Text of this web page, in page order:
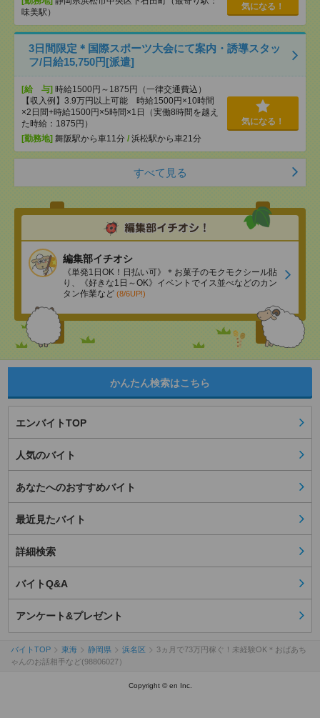
味美駅）
気になる！
3日間限定＊国際スポーツ大会にて案内・誘導スタッ
フ/日給15,750円[派遣]
[給 与] 時給1500円～1875円（一律交通費込）
【収入例】3.9万円以上可能 時給1500円×10時間
×2日間+時給1500円×5時間×1日（実働8時間を越え
た時給：1875円）
[勤務地] 舞阪駅から車11分 / 浜松駅から車21分
気になる！
すべて見る
編集部イチオシ
《単発1日OK！日払い可》＊お菓子のモクモクシール貼
り、《好きな1日～OK》イベントでイス並べなどのカン
タン作業など (8/6UP!)
かんたん検索はこちら
エンバイトTOP
人気のバイト
あなたへのおすすめバイト
最近見たバイト
詳細検索
バイトQ&A
アンケート&プレゼント
バイトTOP 東海 静岡県 浜名区
3ヵ月で73万円稼ぐ！未経験OK＊おばあち
ゃんのお話相手など(98806027）
Copyright © en Inc.